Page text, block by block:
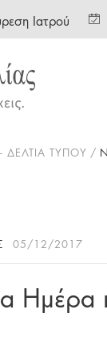
Ιατρού
ΔΕΛΤΙΑ ΤΥΠΟΥ
05/12/2017
Ημέρα